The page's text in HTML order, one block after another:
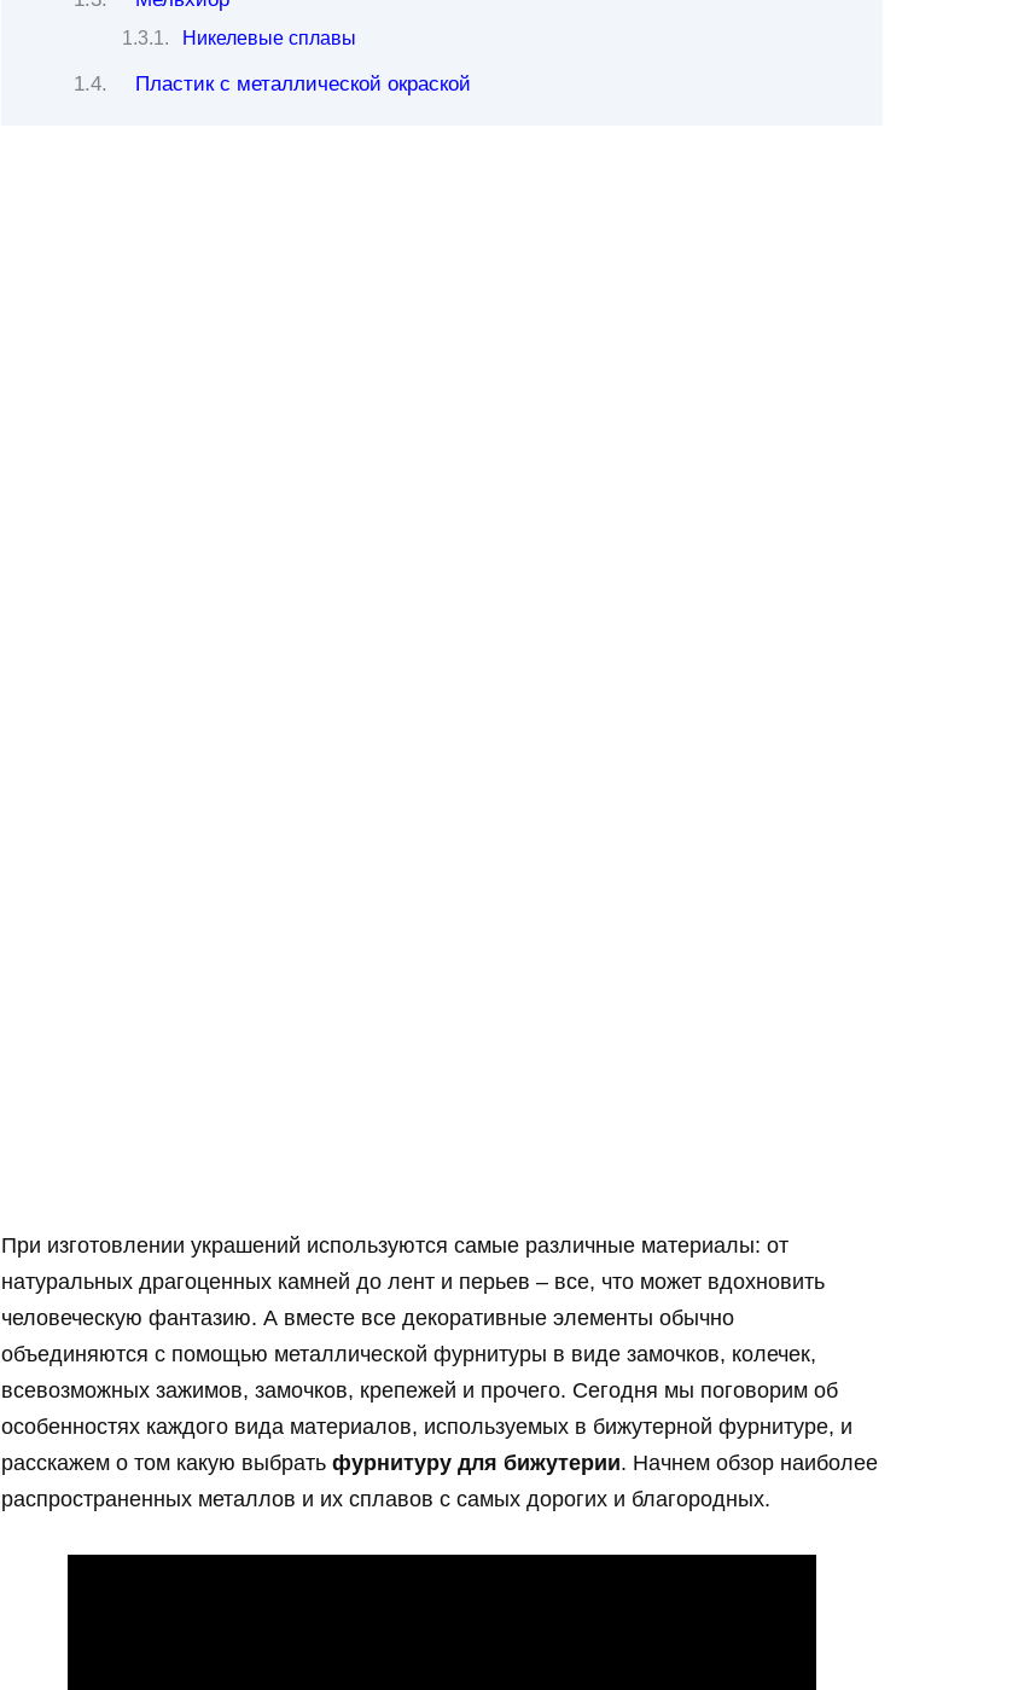
Никелевые сплавы
Пластик с металлической окраской
При изготовлении украшений используются самые различные материалы: от
натуральных драгоценных камней до лент и перьев – все, что может вдохновить
человеческую фантазию. А вместе все декоративные элементы обычно
объединяются с помощью металлической фурнитуры в виде замочков, колечек,
всевозможных зажимов, замочков, крепежей и прочего. Сегодня мы поговорим об
особенностях каждого вида материалов, используемых в бижутерной фурнитуре, и
расскажем о том какую выбрать фурнитуру для бижутерии. Начнем обзор наиболее
распространенных металлов и их сплавов с самых дорогих и благородных.